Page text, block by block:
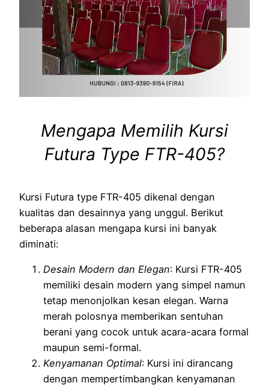
Mengapa Memilih Kursi
Futura Type FTR-405?
Kursi Futura type FTR-405 dikenal dengan
kualitas dan desainnya yang unggul. Berikut
beberapa alasan mengapa kursi ini banyak
diminati:
Desain Modern dan Elegan: Kursi FTR-405
memiliki desain modern yang simpel namun
tetap menonjolkan kesan elegan. Warna
merah polosnya memberikan sentuhan
berani yang cocok untuk acara-acara formal
maupun semi-formal.
Kenyamanan Optimal: Kursi ini dirancang
dengan mempertimbangkan kenyamanan